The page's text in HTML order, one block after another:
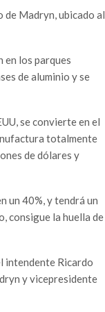
de Madryn, ubicado al
en los parques
de aluminio y se
se convierte en el
totalmente
de dólares y
un 40%, y tendrá un
consigue la huella de
intendente Ricardo
y vicepresidente